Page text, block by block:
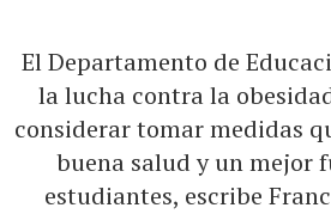
El Departamento de
la lucha contra la
considerar tomar medidas
buena salud y un mejor
estudiantes, escribe